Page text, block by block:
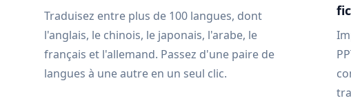
Traduisez entre plus de 100 langues, dont
l'anglais, le chinois, le japonais, l'arabe, le
français et l'allemand. Passez d'une paire de
langues à une autre en un seul clic.